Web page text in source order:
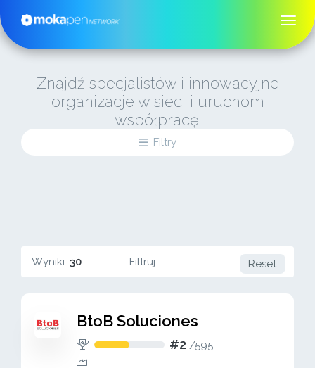
Znajdź specjalistów i innowacyjne
organizacje w sieci i uruchom
współpracę.
Filtry
Wyniki: 30 Filtruj: Reset
BtoB Soluciones
#2 /595